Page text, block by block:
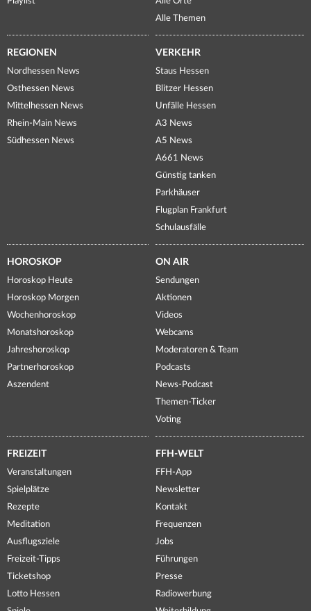
Alle Themen
REGIONEN
Nordhessen News
Osthessen News
Mittelhessen News
Rhein-Main News
Südhessen News
VERKEHR
Staus Hessen
Blitzer Hessen
Unfälle Hessen
A3 News
A5 News
A661 News
Günstig tanken
Parkhäuser
Flugplan Frankfurt
Schulausfälle
HOROSKOP
Horoskop Heute
Horoskop Morgen
Wochenhoroskop
Monatshoroskop
Jahreshoroskop
Partnerhoroskop
Aszendent
ON AIR
Sendungen
Aktionen
Videos
Webcams
Moderatoren & Team
Podcasts
News-Podcast
Themen-Ticker
Voting
FREIZEIT
Veranstaltungen
Spielplätze
Rezepte
Meditation
Ausflugsziele
Freizeit-Tipps
Ticketshop
Lotto Hessen
FFH-WELT
FFH-App
Newsletter
Kontakt
Frequenzen
Jobs
Führungen
Presse
Radiowerbung